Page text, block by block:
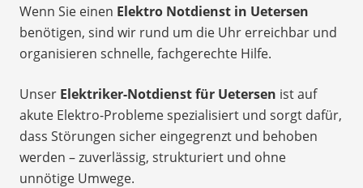
Wenn Sie einen Elektro Notdienst in Uetersen
benötigen, sind wir rund um die Uhr erreichbar und
organisieren schnelle, fachgerechte Hilfe.
Unser Elektriker-Notdienst für Uetersen ist auf
akute Elektro-Probleme spezialisiert und sorgt dafür,
dass Störungen sicher eingegrenzt und behoben
werden – zuverlässig, strukturiert und ohne
unnötige Umwege.